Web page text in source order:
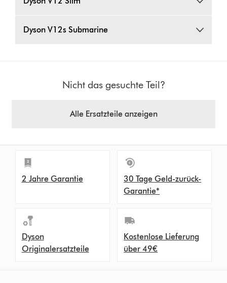
Dyson V12s Submarine
Nicht das gesuchte Teil?
Alle Ersatzteile anzeigen
2 Jahre Garantie
30 Tage Geld-zurück-
Garantie*
Dyson
Originalersatzteile
Kostenlose Lieferung
über 49€